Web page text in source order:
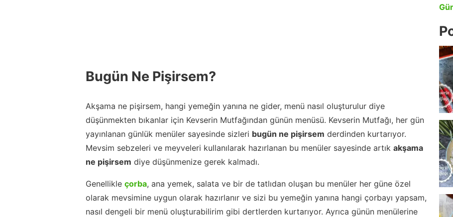
Bugün Ne Pişirsem?
Akşama ne pişirsem, hangi yemeğin yanına ne gider, menü nasıl oluşturulur diye
düşünmekten bıkanlar için Kevserin Mutfağından günün menüsü. Kevserin Mutfağı, her gün
yayınlanan günlük menüler sayesinde sizleri bugün ne pişirsem derdinden kurtarıyor.
Mevsim sebzeleri ve meyveleri kullanılarak hazırlanan bu menüler sayesinde artık akşama
ne pişirsem diye düşünmenize gerek kalmadı.
Genellikle çorba, ana yemek, salata ve bir de tatlıdan oluşan bu menüler her güne özel
olarak mevsimine uygun olarak hazırlanır ve sizi bu yemeğin yanına hangi çorbayı yapsam,
nasıl dengeli bir menü oluşturabilirim gibi dertlerden kurtarıyor. Ayrıca günün menülerine